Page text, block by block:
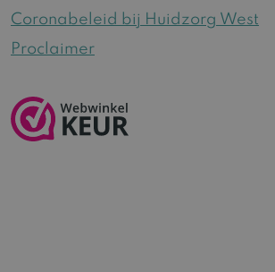
Coronabeleid bij Huidzorg West
Proclaimer